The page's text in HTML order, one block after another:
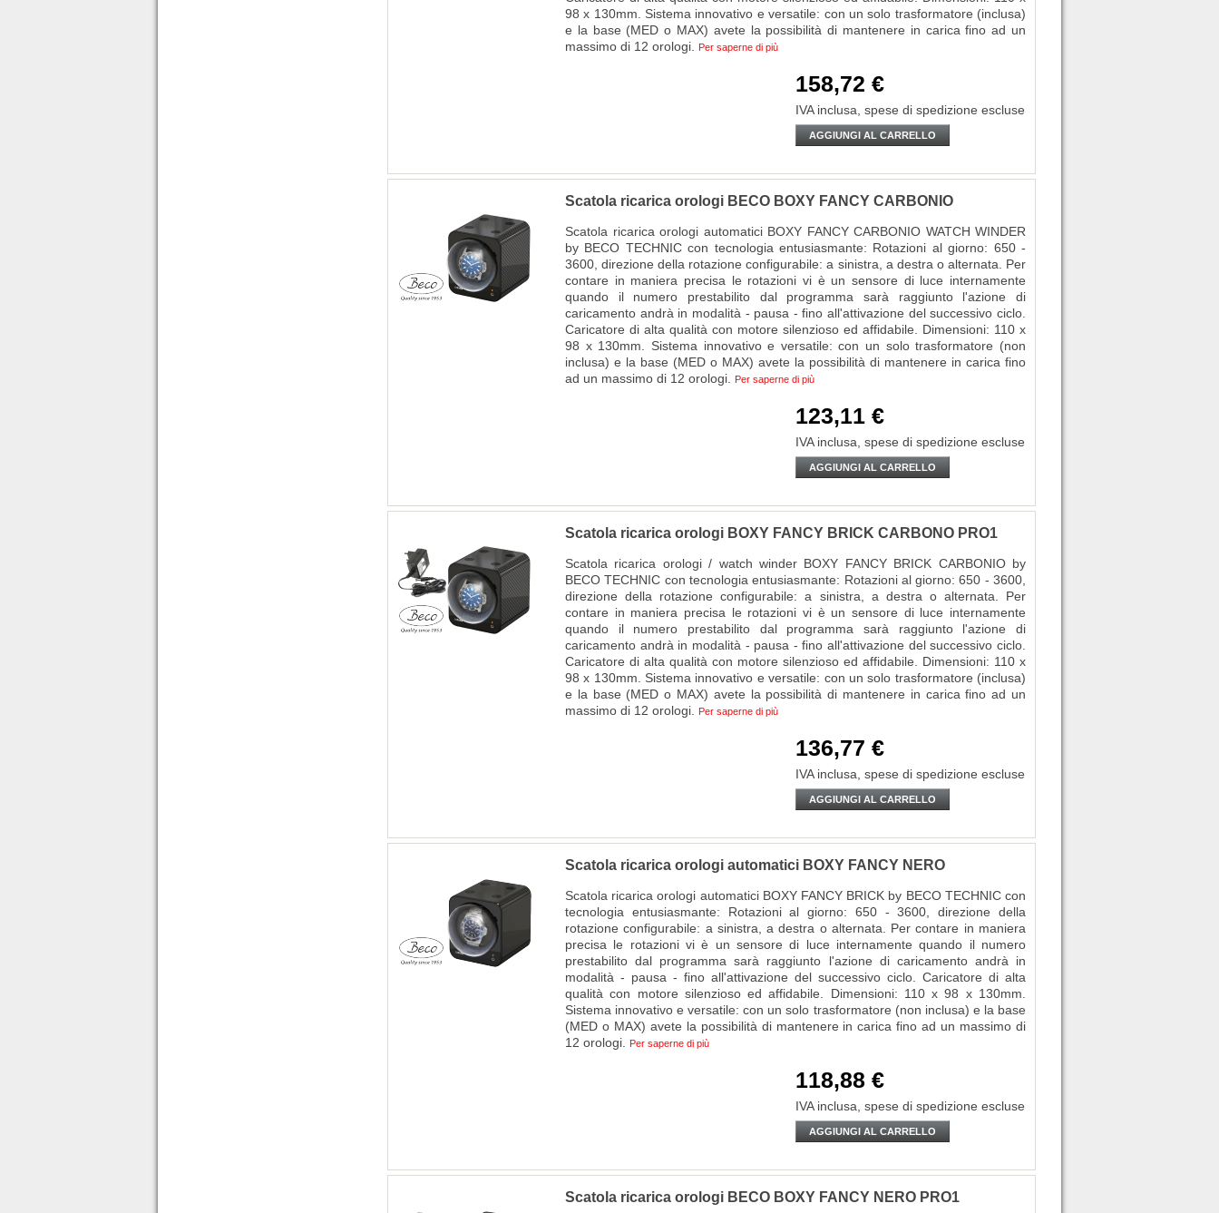
98 x 130mm. Sistema innovativo e versatile: con un solo trasformatore (inclusa)
e la base (MED o MAX) avete la possibilità di mantenere in carica fino ad un
massimo di 12 orologi.
Per saperne di più
158,72 €
IVA inclusa, spese di spedizione escluse
AGGIUNGI AL CARRELLO
Scatola ricarica orologi BECO BOXY FANCY CARBONIO
Scatola ricarica orologi automatici BOXY FANCY CARBONIO WATCH WINDER
by BECO TECHNIC con tecnologia entusiasmante: Rotazioni al giorno: 650 -
3600, direzione della rotazione configurabile: a sinistra, a destra o alternata. Per
contare in maniera precisa le rotazioni vi è un sensore di luce internamente
quando il numero prestabilito dal programma sarà raggiunto l'azione di
caricamento andrà in modalità - pausa - fino all'attivazione del successivo ciclo.
Caricatore di alta qualità con motore silenzioso ed affidabile. Dimensioni: 110 x
98 x 130mm. Sistema innovativo e versatile: con un solo trasformatore (non
inclusa) e la base (MED o MAX) avete la possibilità di mantenere in carica fino
ad un massimo di 12 orologi.
Per saperne di più
123,11 €
IVA inclusa, spese di spedizione escluse
AGGIUNGI AL CARRELLO
Scatola ricarica orologi BOXY FANCY BRICK CARBONO PRO1
Scatola ricarica orologi / watch winder BOXY FANCY BRICK CARBONIO by
BECO TECHNIC con tecnologia entusiasmante: Rotazioni al giorno: 650 - 3600,
direzione della rotazione configurabile: a sinistra, a destra o alternata. Per
contare in maniera precisa le rotazioni vi è un sensore di luce internamente
quando il numero prestabilito dal programma sarà raggiunto l'azione di
caricamento andrà in modalità - pausa - fino all'attivazione del successivo ciclo.
Caricatore di alta qualità con motore silenzioso ed affidabile. Dimensioni: 110 x
98 x 130mm. Sistema innovativo e versatile: con un solo trasformatore (inclusa)
e la base (MED o MAX) avete la possibilità di mantenere in carica fino ad un
massimo di 12 orologi.
Per saperne di più
136,77 €
IVA inclusa, spese di spedizione escluse
AGGIUNGI AL CARRELLO
Scatola ricarica orologi automatici BOXY FANCY NERO
Scatola ricarica orologi automatici BOXY FANCY BRICK by BECO TECHNIC con
tecnologia entusiasmante: Rotazioni al giorno: 650 - 3600, direzione della
rotazione configurabile: a sinistra, a destra o alternata. Per contare in maniera
precisa le rotazioni vi è un sensore di luce internamente quando il numero
prestabilito dal programma sarà raggiunto l'azione di caricamento andrà in
modalità - pausa - fino all'attivazione del successivo ciclo. Caricatore di alta
qualità con motore silenzioso ed affidabile. Dimensioni: 110 x 98 x 130mm.
Sistema innovativo e versatile: con un solo trasformatore (non inclusa) e la base
(MED o MAX) avete la possibilità di mantenere in carica fino ad un massimo di
12 orologi.
Per saperne di più
118,88 €
IVA inclusa, spese di spedizione escluse
AGGIUNGI AL CARRELLO
Scatola ricarica orologi BECO BOXY FANCY NERO PRO1